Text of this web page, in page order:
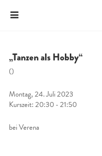
„Tanzen als Hobby“
()
Montag, 24. Juli 2023
Kurszeit: 20:30 - 21:50
bei Verena